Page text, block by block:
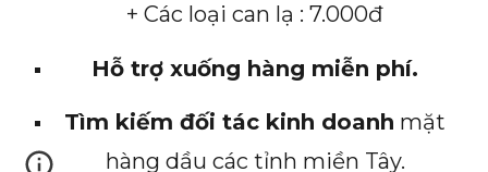
+ Các loại can lạ : 7.000đ
Hỗ trợ xuống hàng miễn phí.
Tìm kiếm đối tác kinh doanh mặt
hàng dầu các tỉnh miền Tây.